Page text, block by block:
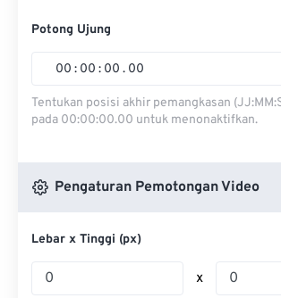
Potong Ujung
00 : 00 : 00 . 00
Tentukan posisi akhir pemangkasan
pada 00:00:00.00 untuk menonaktifkan.
Pengaturan Pemotongan Video
Lebar x Tinggi (px)
x